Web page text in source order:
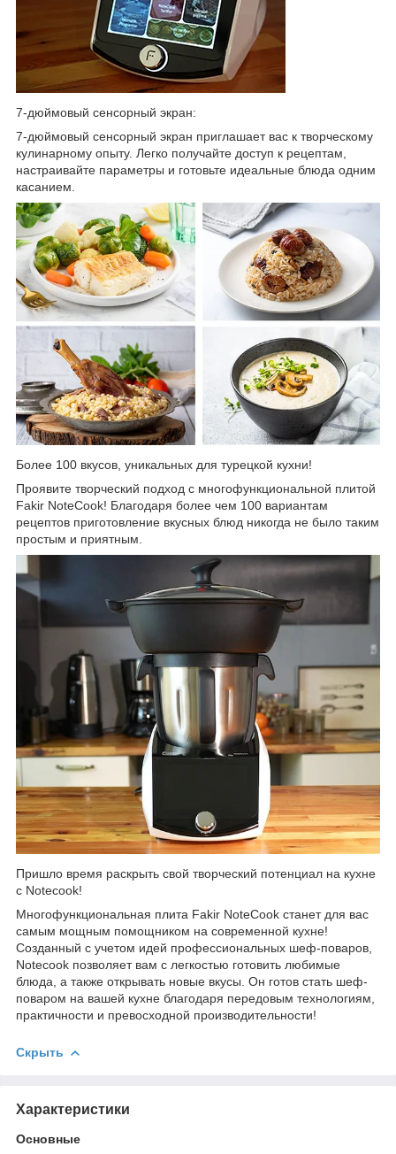
7-дюймовый сенсорный экран:
7-дюймовый сенсорный экран приглашает вас к творческому
кулинарному опыту. Легко получайте доступ к рецептам,
настраивайте параметры и готовьте идеальные блюда одним
касанием.
Более 100 вкусов, уникальных для турецкой кухни!
Проявите творческий подход с многофункциональной плитой
Fakir NoteCook! Благодаря более чем 100 вариантам
рецептов приготовление вкусных блюд никогда не было таким
простым и приятным.
Пришло время раскрыть свой творческий потенциал на кухне
с Notecook!
Многофункциональная плита Fakir NoteCook станет для вас
самым мощным помощником на современной кухне!
Созданный с учетом идей профессиональных шеф-поваров,
Notecook позволяет вам с легкостью готовить любимые
блюда, а также открывать новые вкусы. Он готов стать шеф-
поваром на вашей кухне благодаря передовым технологиям,
практичности и превосходной производительности!
Скрыть
Характеристики
Основные